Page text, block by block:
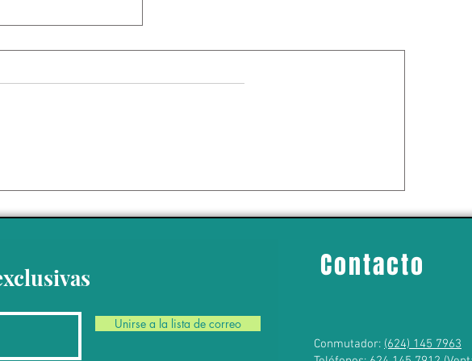
Unidos
Unirse a la lista de correo
Contacto
Conmutador: (624) 145 7963